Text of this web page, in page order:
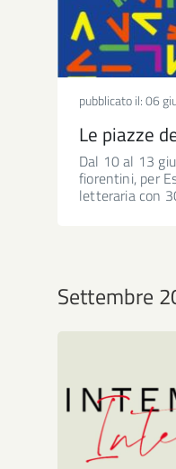
pubblicato il:06
Le piazze
Dal 10 al 13
fiorentini, per
letteraria con
Settembre